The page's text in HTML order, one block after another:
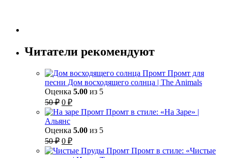
Читатели рекомендуют
Промт для
песни Дом восходящего солнца | The Animals
Оценка 5.00 из 5
50₽ Первоначальная
цена
составляла
50 ₽.
0 ₽Текущая
цена:
Промт в стиле: «На Заре» |
Альянс
Оценка 5.00 из 5
50₽ Первоначальная
цена
0 ₽Текущая
цена:
Промт в стиле: «Чистые